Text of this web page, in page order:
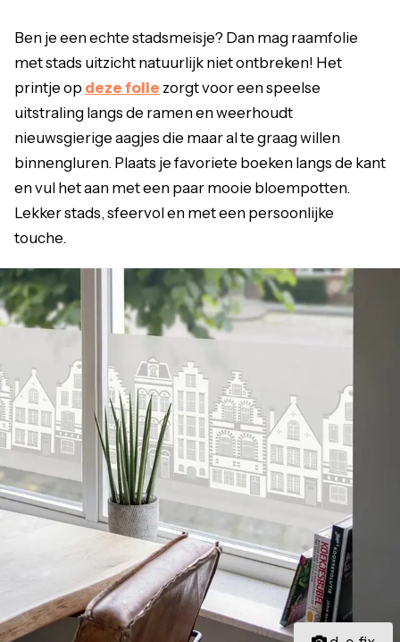
Ben je een echte stadsmeisje? Dan mag raamfolie
met stads uitzicht natuurlijk niet ontbreken! Het
printje op deze folie zorgt voor een speelse
uitstraling langs de ramen en weerhoudt
nieuwsgierige aagjes die maar al te graag willen
binnengluren. Plaats je favoriete boeken langs de kant
en vul het aan met een paar mooie bloempotten.
Lekker stads, sfeervol en met een persoonlijke
touche.